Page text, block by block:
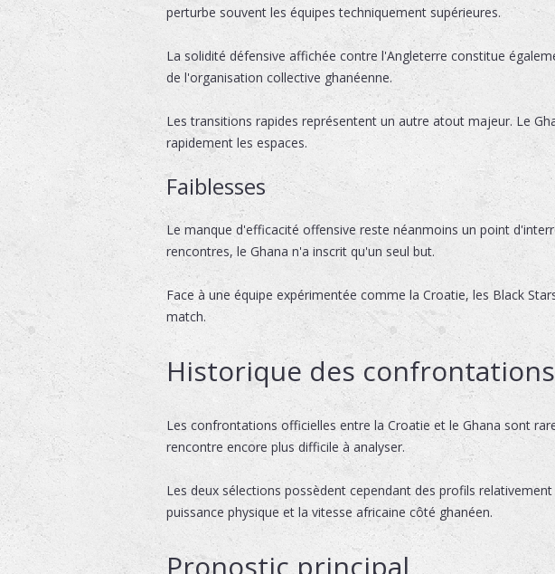
perturbe souvent les équipes techniquement supérieures.
La solidité défensive affichée contre l'Angleterre constitue
de l'organisation collective ghanéenne.
Les transitions rapides représentent un autre atout majeur. Le
rapidement les espaces.
Faiblesses
Le manque d'efficacité offensive reste néanmoins un point
rencontres, le Ghana n'a inscrit qu'un seul but.
Face à une équipe expérimentée comme la Croatie, les Black
match.
Historique des
Les confrontations officielles entre la Croatie et le Ghana sont
rencontre encore plus difficile à analyser.
Les deux sélections possèdent cependant des profils
puissance physique et la vitesse africaine côté ghanéen.
Pronostic principal